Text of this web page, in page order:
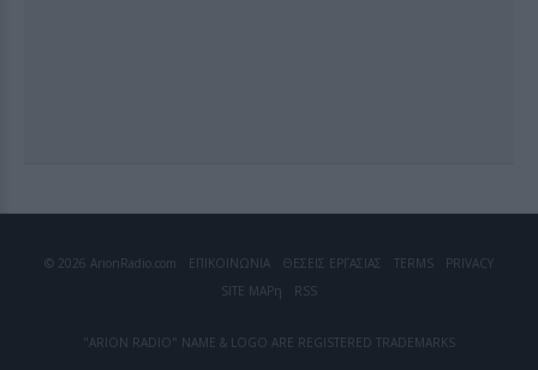
© 2026 ArionRadio.com ΕΠΙΚΟΙΝΩΝΙΑ ΘΕΣΕΙΣ ΕΡΓΑΣΙΑΣ TERMS
PRIVACY
SITE MAPη RSS
"ARION RADIO" NAME & LOGO ARE REGISTERED TRADEMARKS